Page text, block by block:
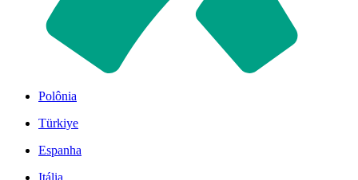
Polônia
Türkiye
Espanha
Itália